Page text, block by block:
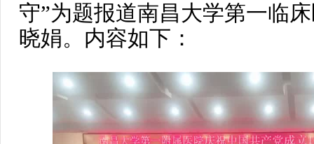
守”为题报道南昌大学第一临
晓娟。内容如下：